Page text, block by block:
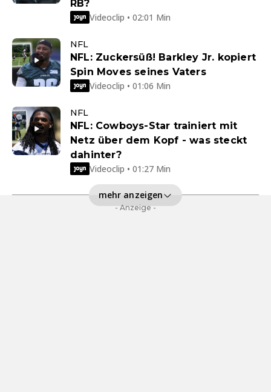
RB?
Videoclip • 02:01 Min
NFL
NFL: Zuckersüß! Barkley Jr. kopiert
Spin Moves seines Vaters
Videoclip • 01:06 Min
NFL
NFL: Cowboys-Star trainiert mit
Netz über dem Kopf - was steckt
dahinter?
Videoclip • 01:27 Min
mehr anzeigen
- Anzeige -